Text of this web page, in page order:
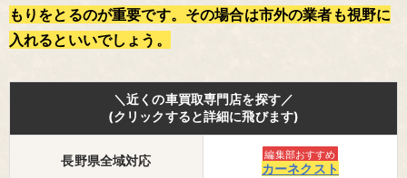
もりをとるのが重要です。その場合は市外の業者も視野に
入れるといいでしょう。
＼近くの車買取専門店を探す／
(クリックすると詳細に飛びます)
長野県全域対応 編集部おすすめ
カーネクスト